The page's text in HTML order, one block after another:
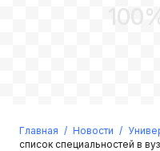
Главная / Новости /
список специальностей в